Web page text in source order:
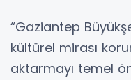
“Gaziantep
kültürel mirası
aktarmayı temel